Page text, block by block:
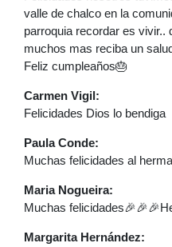
valle de chalco en la
parroquia recordar es vivir..
muchos mas reciba un
Feliz cumpleaños🎂
Carmen Vigil:
Felicidades Dios lo bendiga
Paula Conde:
Muchas felicidades al
Maria Nogueira:
Muchas
Margarita Hernández: